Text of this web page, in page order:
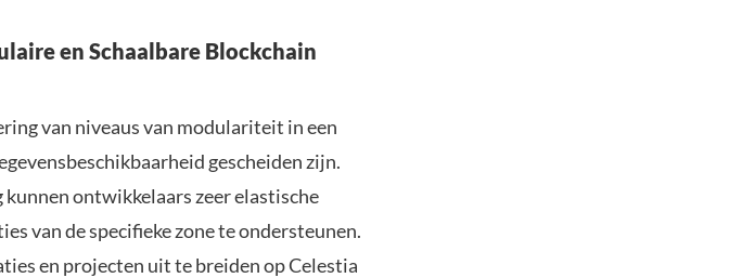
en Schaalbare Blockchain
van niveaus van modulariteit in een
gescheiden zijn.
ontwikkelaars zeer elastische
van de specifieke zone te ondersteunen.
en projecten uit te breiden op Celestia